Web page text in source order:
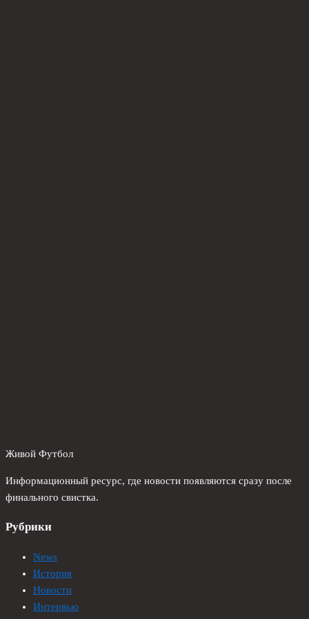
Живой Футбол
Информационный ресурс, где новости появляются сразу после
финального свистка.
Рубрики
News
История
Новости
Интервью